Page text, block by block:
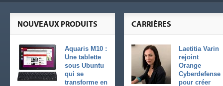
CARRIÈRES
Laetitia Varin
rejoint
Orange
Cyberdefense
pour créer
NOUVEAUX PRODUITS
Aquaris M10 :
Une tablette
sous Ubuntu
qui se
transforme en